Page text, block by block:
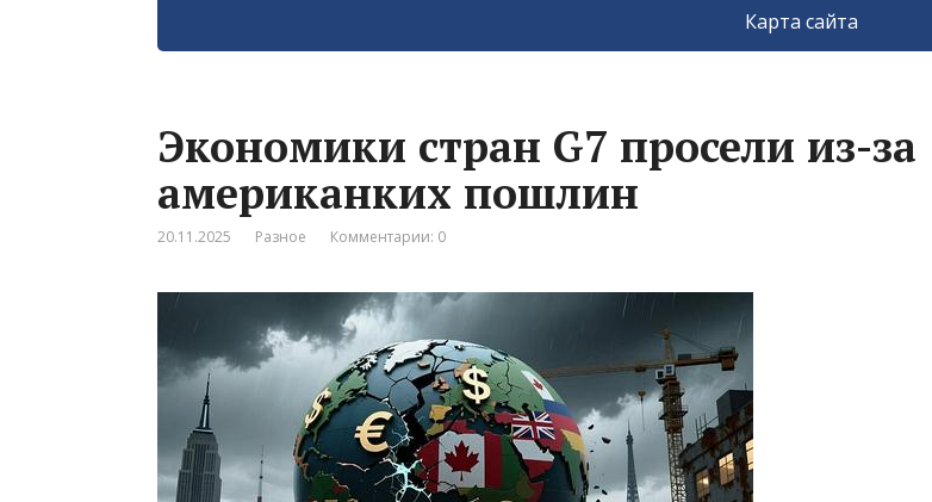
Карта сайта
Экономики стран G7 просели из-за
американких пошлин
20.11.2025 Разное Комментарии: 0